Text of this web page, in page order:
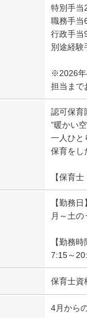
特別手当
職務手当
行政手当
別途経験
※2026年
担当まで
認可保育
”暖かい
一人ひと
保育をし
【保育
【勤務日】
月～土
【勤務時
7:15～
保育士
4月から